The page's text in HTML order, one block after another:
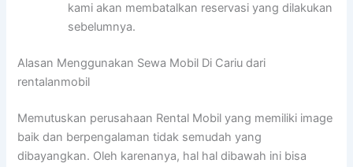
kami akan membatalkan reservasi yang dilakukan
sebelumnya.
Alasan Menggunakan Sewa Mobil Di Cariu dari
rentalanmobil
Memutuskan perusahaan Rental Mobil yang memiliki image
baik dan berpengalaman tidak semudah yang
dibayangkan. Oleh karenanya, hal hal dibawah ini bisa